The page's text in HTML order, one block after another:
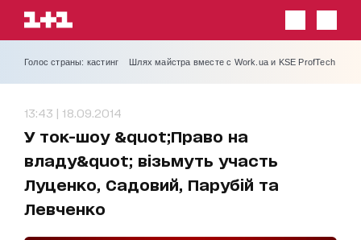
Голос страны: кастинг Шлях майстра вместе с Work.ua и KSE ProfTech
13:43 | 18.09.2014
У ток-шоу &quot;Право на
владу&quot; візьмуть участь
Луценко, Садовий, Парубій та
Левченко